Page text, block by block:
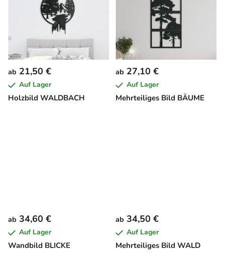
Holzbild WALDBACH
ab 21,50 €
Auf Lager
Mehrteiliges Bild BÄUME
ab 27,10 €
Auf Lager
Wandbild BLICKE
ab 34,60 €
Auf Lager
Mehrteiliges Bild WALD
ab 34,50 €
Auf Lager